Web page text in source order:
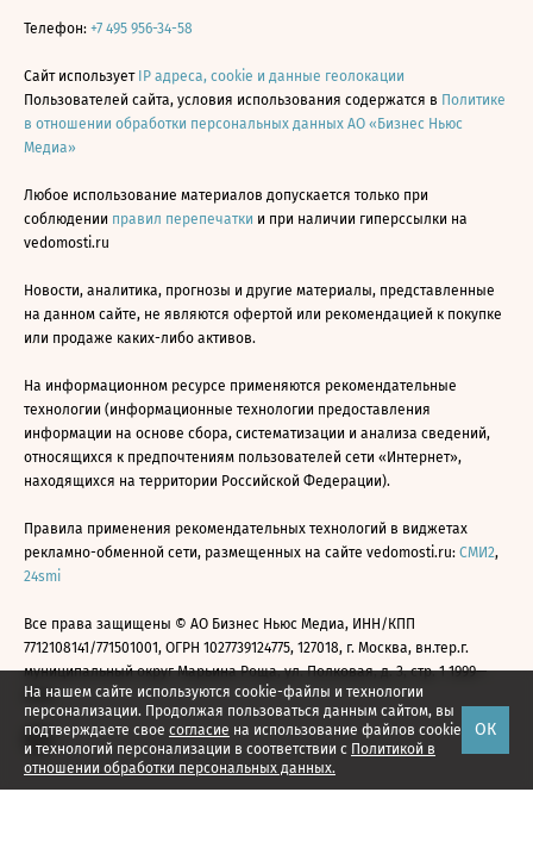
На нашем сайте используются cookie-файлы и технологии
персонализации. Продолжая пользоваться данным сайтом, вы
подтверждаете свое согласие на использование файлов cookie
и технологий персонализации в соответствии с Политикой в
отношении обработки персональных данных.
ОК
Телефон: +7 495 956-34-58
Сайт использует IP адреса, cookie и данные геолокации
Пользователей сайта, условия использования содержатся в Политике
в отношении обработки персональных данных АО «Бизнес Ньюс
Медиа»
Любое использование материалов допускается только при
соблюдении правил перепечатки и при наличии гиперссылки на
vedomosti.ru
Новости, аналитика, прогнозы и другие материалы, представленные
на данном сайте, не являются офертой или рекомендацией к покупке
или продаже каких-либо активов.
На информационном ресурсе применяются рекомендательные
технологии (информационные технологии предоставления
информации на основе сбора, систематизации и анализа сведений,
относящихся к предпочтениям пользователей сети «Интернет»,
находящихся на территории Российской Федерации).
Правила применения рекомендательных технологий в виджетах
рекламно-обменной сети, размещенных на сайте vedomosti.ru: СМИ2,
24smi
Все права защищены © АО Бизнес Ньюс Медиа, ИНН/КПП
7712108141/771501001, ОГРН 1027739124775, 127018, г. Москва, вн.тер.г.
муниципальный округ Марьина Роща, ул. Полковая, д. 3, стр. 1 1999—
2026